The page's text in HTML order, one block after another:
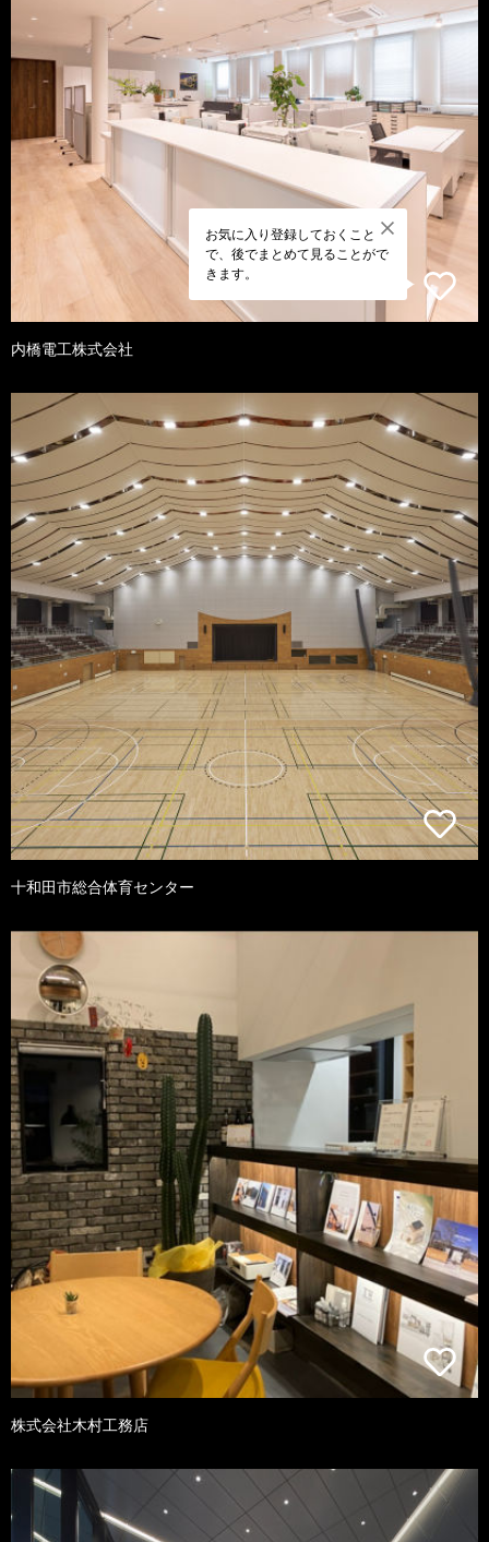
お気に入り登録しておくこと
で、後でまとめて見ることがで
きます。
内橋電工株式会社
十和田市総合体育センター
株式会社木村工務店